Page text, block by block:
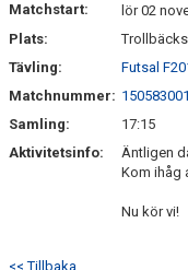
Matchstart:
lör 02
Plats:
Tävling:
Futsal
Matchnummer: 150583001
Samling:
17:15
Aktivitetsinfo:
Äntligen
Kom ihåg
Nu kör vi!
<< Tillbaka